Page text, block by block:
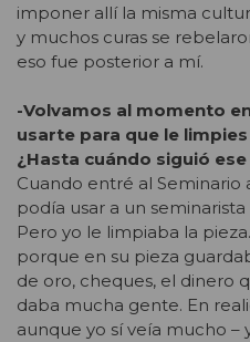
imponer allí la misma
y muchos curas se
eso fue posterior a mí.
-Volvamos al momento
usarte para que le
¿Hasta cuándo siguió
Cuando entré al
podía usar a un
Pero yo le limpiaba la
porque en su pieza
de oro, cheques, el dinero
daba mucha gente. En
aunque yo sí veía mucho –